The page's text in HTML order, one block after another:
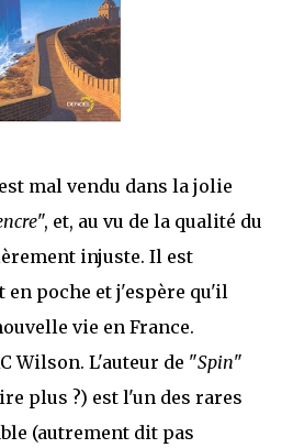
cela...
mal vendu dans la jolie
", et, au vu de la qualité du
injuste. Il est
poche et j'espère qu'il
vie en France.
Wilson. L'auteur de "Spin"
plus ?) est l'un des rares
(autrement dit pas